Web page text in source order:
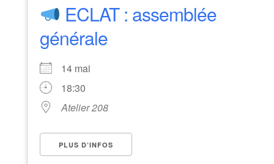
ECLAT : assemblée
générale
14 mai
18:30
Atelier 208
PLUS D’INFOS